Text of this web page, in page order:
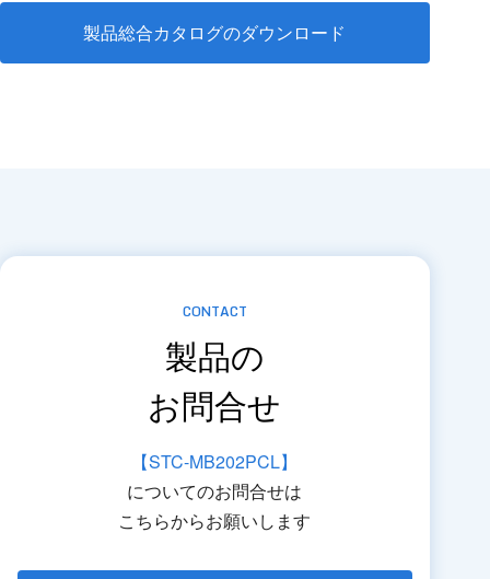
製品総合カタログのダウンロード
CONTACT
製品の
お問合せ
【STC-MB202PCL】
についてのお問合せは
こちらからお願いします